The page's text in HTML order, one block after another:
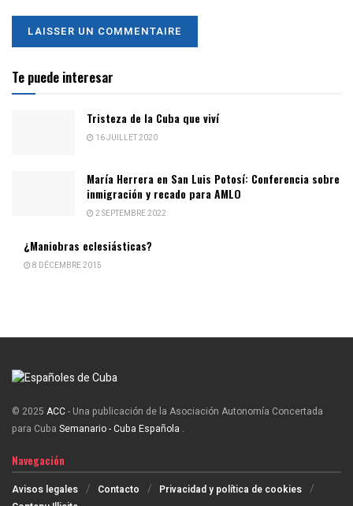
Te puede interesar
Tristeza de la Cuba que viví
16 JUILLET 2020
María Herrera en San Luis Potosí: Conferencia sobre
inmigración y recado para AMLO
2 SEPTEMBRE 2022
¿Maniobras eclesiásticas?
8 DÉCEMBRE 2015
© 2025 ACC- Una publicación de la Asociación Autonomía Concertada
para Cuba Semanario - Cuba Española .
Navegación
Avisos legales Contacto
Privacidad y política de cookies